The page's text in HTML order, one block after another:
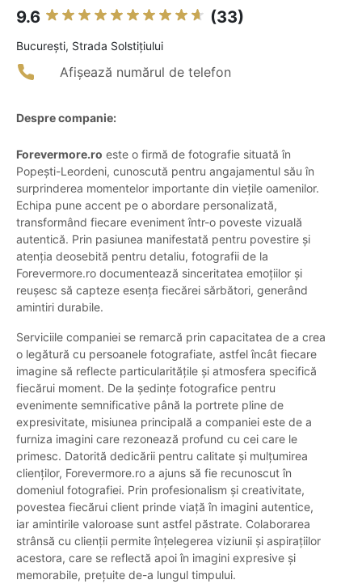
9.6 (33)
Bucureşti, Strada Solstițiului
Afișează numărul de telefon
Despre companie:
Forevermore.ro este o firmă de fotografie situată în
Popești-Leordeni, cunoscută pentru angajamentul său în
surprinderea momentelor importante din viețile oamenilor.
Echipa pune accent pe o abordare personalizată,
transformând fiecare eveniment într-o poveste vizuală
autentică. Prin pasiunea manifestată pentru povestire și
atenția deosebită pentru detaliu, fotografii de la
Forevermore.ro documentează sinceritatea emoțiilor și
reușesc să capteze esența fiecărei sărbători, generând
amintiri durabile.
Serviciile companiei se remarcă prin capacitatea de a crea
o legătură cu persoanele fotografiate, astfel încât fiecare
imagine să reflecte particularitățile și atmosfera specifică
fiecărui moment. De la ședințe fotografice pentru
evenimente semnificative până la portrete pline de
expresivitate, misiunea principală a companiei este de a
furniza imagini care rezonează profund cu cei care le
primesc. Datorită dedicării pentru calitate și mulțumirea
clienților, Forevermore.ro a ajuns să fie recunoscut în
domeniul fotografiei. Prin profesionalism și creativitate,
povestea fiecărui client prinde viață în imagini autentice,
iar amintirile valoroase sunt astfel păstrate. Colaborarea
strânsă cu clienții permite înțelegerea viziunii și aspirațiilor
acestora, care se reflectă apoi în imagini expresive și
memorabile, prețuite de-a lungul timpului.